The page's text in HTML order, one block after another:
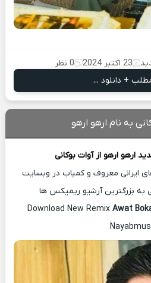
23 اکتبر 2024
0 نظر
+ دانلود ...
به نام ارهو ارهو
ارهو ارهو ازآوات بوکانی
ایرانی معروف و کمیاب در وبسایت
به بزرگترین آرشیو ریمیکس ها
Download New Remix Awat